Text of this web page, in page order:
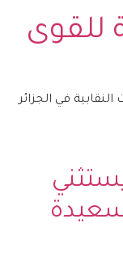
للقوى
في الجزائر